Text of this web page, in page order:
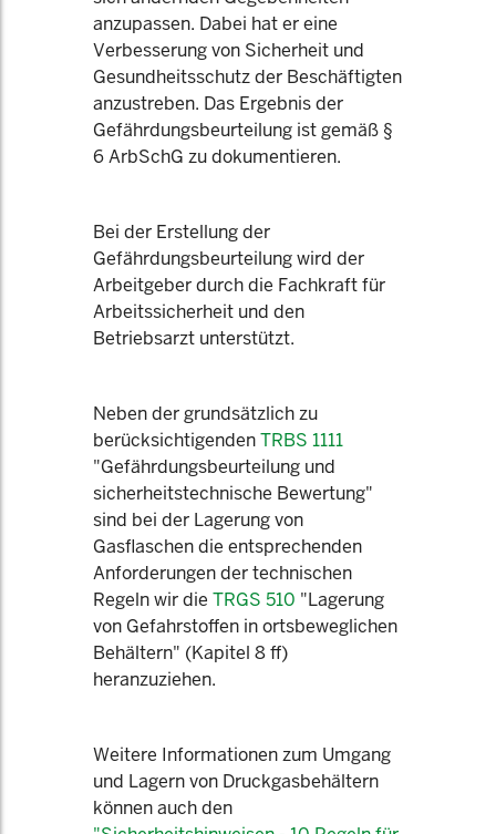
anzupassen. Dabei hat er eine
Verbesserung von Sicherheit und
Gesundheitsschutz der Beschäftigten
anzustreben. Das Ergebnis der
Gefährdungsbeurteilung ist gemäß §
6 ArbSchG zu dokumentieren.
Bei der Erstellung der
Gefährdungsbeurteilung wird der
Arbeitgeber durch die Fachkraft für
Arbeitssicherheit und den
Betriebsarzt unterstützt.
Neben der grundsätzlich zu
berücksichtigendenTRBS 1111
"Gefährdungsbeurteilung und
sicherheitstechnische Bewertung"
sind bei der Lagerung von
Gasflaschen die entsprechenden
Anforderungen der technischen
Regeln wir die TRGS 510 "Lagerung
von Gefahrstoffen in ortsbeweglichen
Behältern" (Kapitel 8 ff)
heranzuziehen.
Weitere Informationen zum Umgang
und Lagern von Druckgasbehältern
können auch den